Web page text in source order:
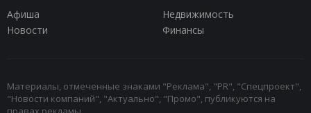
Афиша
Недвижимость
Новости
Финансы
Материалы, отмеченные знаками "Реклама", "PR", "Спецпроект",
"Новости компаний", "Актуально", "Промо", публикуются на